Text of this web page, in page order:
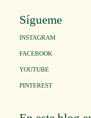
Sígueme
INSTAGRAM
FACEBOOK
YOUTUBE
PINTEREST